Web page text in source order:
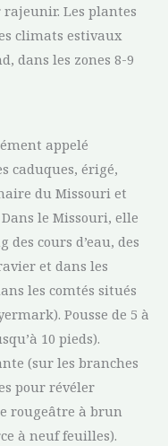
rajeunir. Les plantes
climats estivaux
dans les zones 8-9
appelé
caduques, érigé,
du Missouri et
Dans le Missouri, elle
cours d’eau, des
et dans les
les comtés situés
Pousse de 5 à
10 pieds).
(sur les branches
pour révéler
rougeâtre à brun
à neuf feuilles).